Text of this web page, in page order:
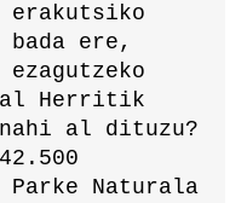
bada ere,
Herritik
al dituzu?
42.500
Parke Naturala